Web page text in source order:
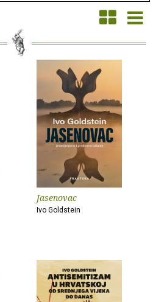
Jasenovac
Ivo Goldstein